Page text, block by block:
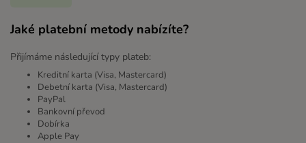
Jaké platební metody nabízíte?
Přijímáme následující typy plateb:
Kreditní karta (Visa, Mastercard)
Debetní karta (Visa, Mastercard)
PayPal
Bankovní převod
Dobírka
Apple Pay